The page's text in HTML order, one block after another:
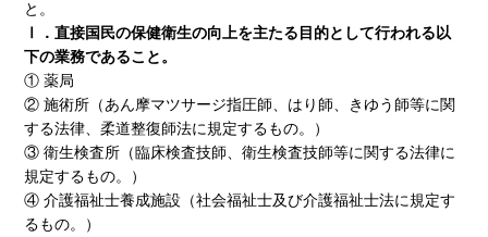
と。
Ⅰ．直接国民の保健衛生の向上を主たる目的として行われる以
下の業務であること。
① 薬局
② 施術所（あん摩マツサージ指圧師、はり師、きゆう師等に関
する法律、柔道整復師法に規定するもの。）
③ 衛生検査所（臨床検査技師、衛生検査技師等に関する法律に
規定するもの。）
④ 介護福祉士養成施設（社会福祉士及び介護福祉士法に規定す
るもの。）